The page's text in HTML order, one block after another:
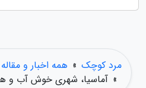
مرد کوچک » همه اخبار و
» آماسیا، شهری خوش آب و